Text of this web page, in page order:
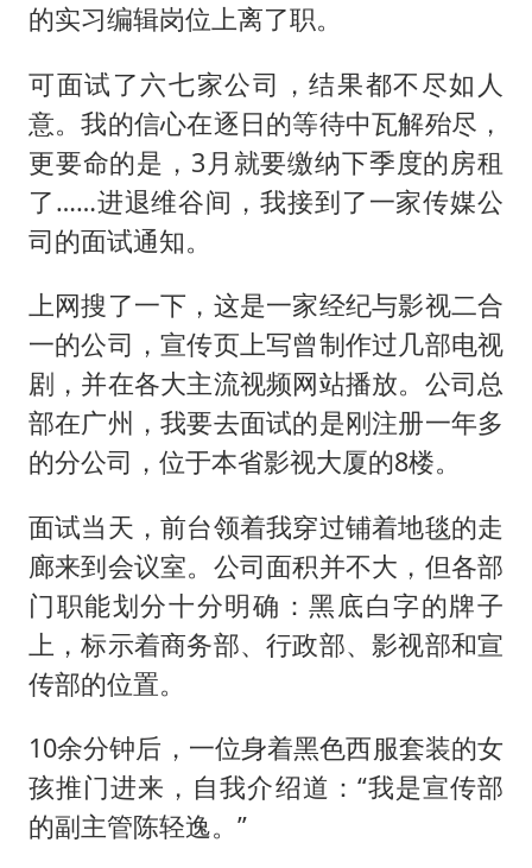
的实习编辑岗位上离了职。
可面试了六七家公司，结果都不尽如人
意。我的信心在逐日的等待中瓦解殆尽，
更要命的是，3月就要缴纳下季度的房租
了……进退维谷间，我接到了一家传媒公
司的面试通知。
上网搜了一下，这是一家经纪与影视二合
一的公司，宣传页上写曾制作过几部电视
剧，并在各大主流视频网站播放。公司总
部在广州，我要去面试的是刚注册一年多
的分公司，位于本省影视大厦的8楼。
面试当天，前台领着我穿过铺着地毯的走
廊来到会议室。公司面积并不大，但各部
门职能划分十分明确：黑底白字的牌子
上，标示着商务部、行政部、影视部和宣
传部的位置。
10余分钟后，一位身着黑色西服套装的女
孩推门进来，自我介绍道：“我是宣传部
的副主管陈轻逸。”